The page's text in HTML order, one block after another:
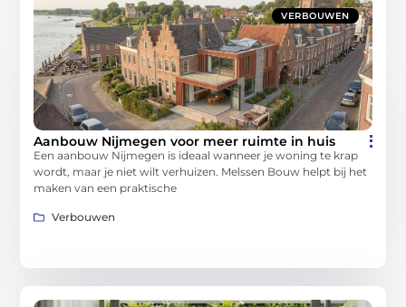
VERBOUWEN
Aanbouw Nijmegen voor meer ruimte in huis
Een aanbouw Nijmegen is ideaal wanneer je woning te krap
wordt, maar je niet wilt verhuizen. Melssen Bouw helpt bij het
maken van een praktische
Verbouwen